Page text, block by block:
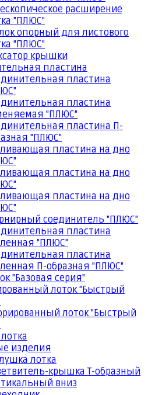
расширение
"ПЛЮС"
опорный для листового
"ПЛЮС"
крышки
пластина
пластина
пластина
"ПЛЮС"
пластина П-
"ПЛЮС"
пластина на дно
пластина на дно
пластина на дно
соединитель "ПЛЮС"
пластина
"ПЛЮС"
пластина
П-образная "ПЛЮС"
"Базовая серия"
лоток "Быстрый
лоток "Быстрый
изделия
лотка
крышка Т-образный
вниз